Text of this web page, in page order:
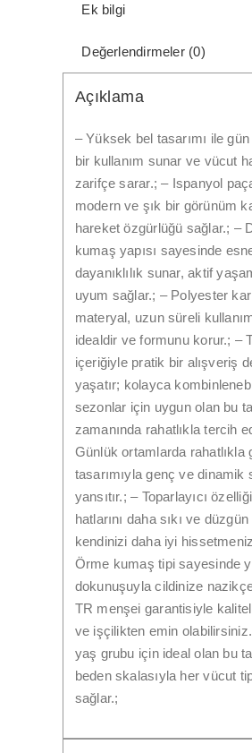
Ek bilgi
Değerlendirmeler (0)
Açıklama
– Yüksek bel tasarımı ile
bir kullanım sunar ve vücut
zarifçe sarar.; – Ispanyol
modern ve şık bir görünüm
hareket özgürlüğü sağlar.; –
kumaş yapısı sayesinde
dayanıklılık sunar, aktif
uyum sağlar.; – Polyester
materyal, uzun süreli
idealdir ve formunu korur.; –
içeriğiyle pratik bir alışveriş
yaşatır; kolayca
sezonlar için uygun olan bu
zamanında rahatlıkla tercih
Günlük ortamlarda rahatlıkla
tasarımıyla genç ve dinamik
yansıtır.; – Toparlayıcı
hatlarını daha sıkı ve
kendinizi daha iyi
Örme kumaş tipi sayesinde
dokunuşuyla cildinize
TR menşei garantisiyle
ve işçilikten emin
yaş grubu için ideal olan bu
beden skalasıyla her vücut
sağlar.;